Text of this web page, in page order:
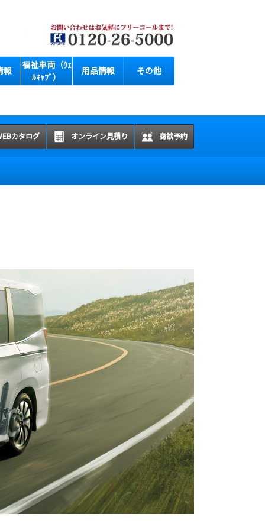
報
福祉車両（ｳｪ
ﾙｷｬﾌﾞ）
用品情報 その他
カタログ オンライン見積り 商談予約